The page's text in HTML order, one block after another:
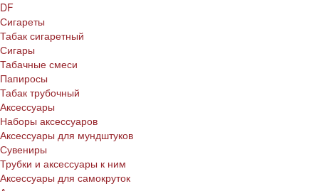
DF
Сигареты
Табак сигаретный
Сигары
Табачные смеси
Папиросы
Табак трубочный
Аксессуары
Наборы аксессуаров
Аксессуары для мундштуков
Сувениры
Трубки и аксессуары к ним
Аксессуары для самокруток